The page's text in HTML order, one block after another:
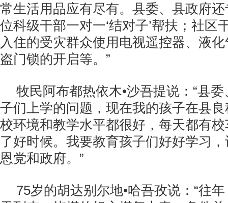
常生活用品应有尽有。县委、县政府
位科级干部一对一‘结对子’帮扶；社区
入住的受灾群众使用电视遥控器、液
盗门锁的开启等。”
牧民阿布都热依木•沙吾提说：“县
子们上学的问题，现在我的孩子在县
校环境和教学水平都很好，每天都有
了好时候。我要教育孩子们好好学习
恩党和政府。”
75岁的胡达别尔地•哈吾孜说：“往